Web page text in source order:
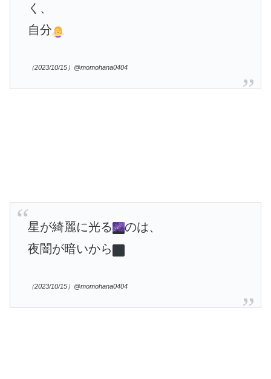
く、
自分
（2023/10/15）@momohana0404
星が綺麗に光る
のは、
夜闇が暗いから
（2023/10/15）@momohana0404